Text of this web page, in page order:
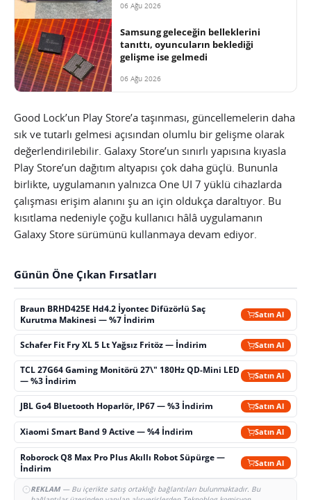
06 Ağu 2026
Samsung geleceğin belleklerini
tanıttı, oyuncuların beklediği
gelişme ise gelmedi
06 Ağu 2026
Good Lock’un Play Store’a taşınması, güncellemelerin daha
sık ve tutarlı gelmesi açısından olumlu bir gelişme olarak
değerlendirilebilir. Galaxy Store’un sınırlı yapısına kıyasla
Play Store’un dağıtım altyapısı çok daha güçlü. Bununla
birlikte, uygulamanın yalnızca One UI 7 yüklü cihazlarda
çalışması erişim alanını şu an için oldukça daraltıyor. Bu
kısıtlama nedeniyle çoğu kullanıcı hâlâ uygulamanın
Galaxy Store sürümünü kullanmaya devam ediyor.
Günün Öne Çıkan Fırsatları
Braun BRHD425E Hd4.2 İyontec Difüzörlü Saç
Kurutma Makinesi — %7 İndirim
Satın Al
Schafer Fit Fry XL 5 Lt Yağsız Fritöz — İndirim Satın Al
TCL 27G64 Gaming Monitörü 27\" 180Hz QD-Mini LED
— %3 İndirim
Satın Al
JBL Go4 Bluetooth Hoparlör, IP67 — %3 İndirim Satın Al
Xiaomi Smart Band 9 Active — %4 İndirim Satın Al
Roborock Q8 Max Pro Plus Akıllı Robot Süpürge —
İndirim
Satın Al
REKLAM— Bu içerikte satış ortaklığı bağlantıları bulunmaktadır. Bu